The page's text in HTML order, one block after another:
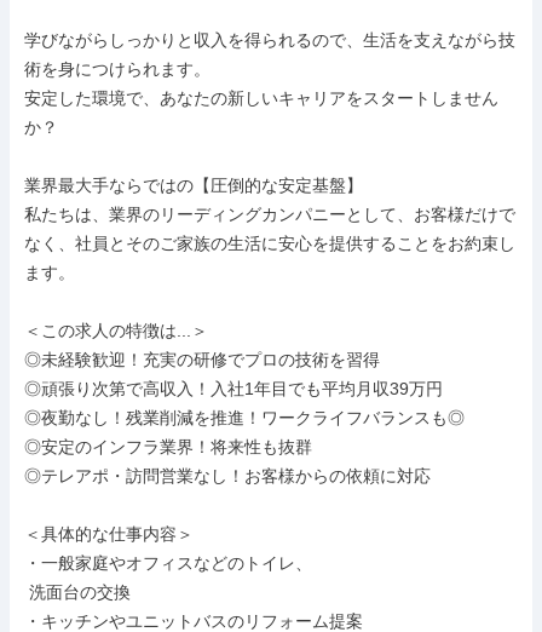
学びながらしっかりと収入を得られるので、生活を支えながら技
術を身につけられます。
安定した環境で、あなたの新しいキャリアをスタートしません
か？
業界最大手ならではの【圧倒的な安定基盤】
私たちは、業界のリーディングカンパニーとして、お客様だけで
なく、社員とそのご家族の生活に安心を提供することをお約束し
ます。
＜この求人の特徴は...＞
◎未経験歓迎！充実の研修でプロの技術を習得
◎頑張り次第で高収入！入社1年目でも平均月収39万円
◎夜勤なし！残業削減を推進！ワークライフバランスも◎
◎安定のインフラ業界！将来性も抜群
◎テレアポ・訪問営業なし！お客様からの依頼に対応
＜具体的な仕事内容＞
・一般家庭やオフィスなどのトイレ、
・キッチンやユニットバスのリフォーム提案